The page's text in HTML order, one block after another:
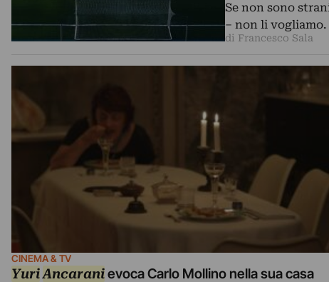
Se non sono
– non li
di Francesco Sala
CINEMA & TV
YuriAncaranievoca Carlo Mollino nella sua casa